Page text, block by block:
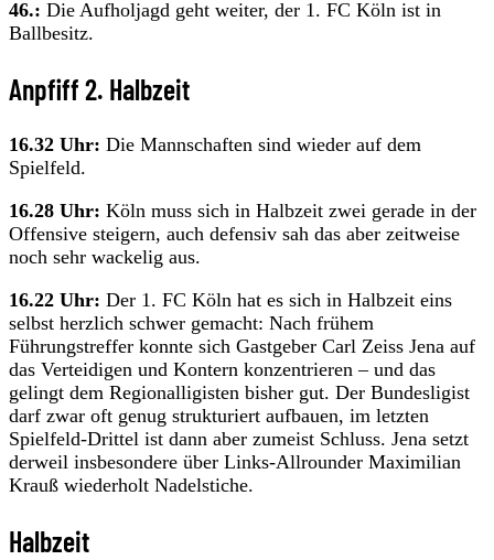
46.: Die Aufholjagd geht weiter, der 1. FC Köln ist in
Ballbesitz.
Anpfiff 2. Halbzeit
16.32 Uhr: Die Mannschaften sind wieder auf dem
Spielfeld.
16.28 Uhr: Köln muss sich in Halbzeit zwei gerade in der
Offensive steigern, auch defensiv sah das aber zeitweise
noch sehr wackelig aus.
16.22 Uhr: Der 1. FC Köln hat es sich in Halbzeit eins
selbst herzlich schwer gemacht: Nach frühem
Führungstreffer konnte sich Gastgeber Carl Zeiss Jena auf
das Verteidigen und Kontern konzentrieren – und das
gelingt dem Regionalligisten bisher gut. Der Bundesligist
darf zwar oft genug strukturiert aufbauen, im letzten
Spielfeld-Drittel ist dann aber zumeist Schluss. Jena setzt
derweil insbesondere über Links-Allrounder Maximilian
Krauß wiederholt Nadelstiche.
Halbzeit